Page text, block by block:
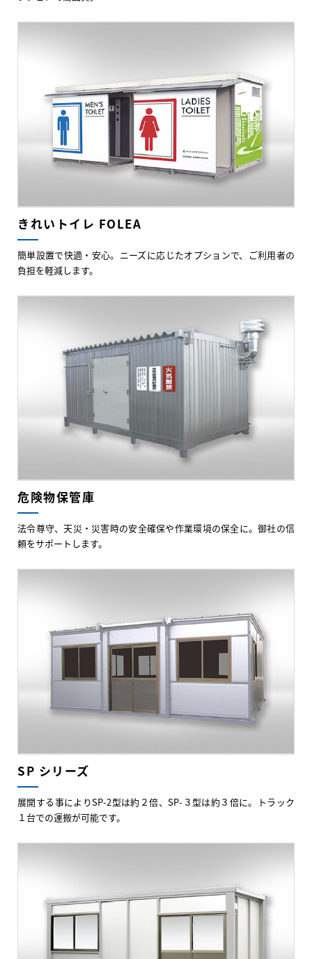
きれいトイレ FOLEA
簡単設置で快適・安心。ニーズに応じたオプションで、ご利用者の
負担を軽減します。
危険物保管庫
法令尊守、天災・災害時の安全確保や作業環境の保全に。御社の信
頼をサポートします。
SP シリーズ
展開する事によりSP-2型は約２倍、SP-３型は約３倍に。トラック
１台での運搬が可能です。